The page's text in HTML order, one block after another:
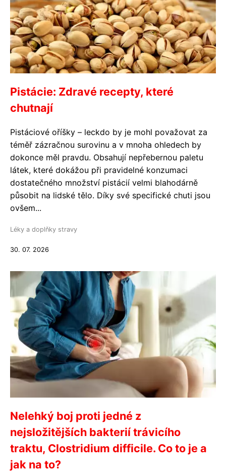
Pistácie: Zdravé recepty, které
chutnají
Pistáciové oříšky – leckdo by je mohl považovat za
téměř zázračnou surovinu a v mnoha ohledech by
dokonce měl pravdu. Obsahují nepřebernou paletu
látek, které dokážou při pravidelné konzumaci
dostatečného množství pistácií velmi blahodárně
působit na lidské tělo. Díky své specifické chuti jsou
ovšem...
Léky a doplňky stravy
30. 07. 2026
Nelehký boj proti jedné z
nejsložitějších bakterií trávicího
traktu, Clostridium difficile. Co to je a
jak na to?